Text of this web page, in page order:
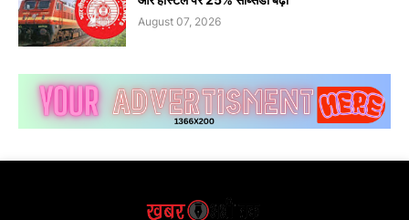
August 07, 2026